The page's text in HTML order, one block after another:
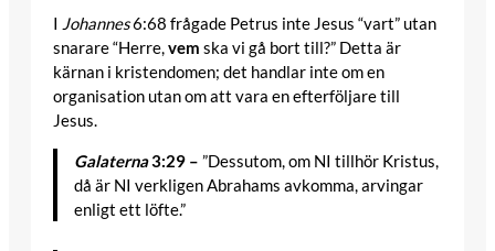
I Johannes6:68 frågade Petrus inte Jesus “vart” utan
snarare “Herre,vem ska vi gå bort till?” Detta är
kärnan i kristendomen; det handlar inte om en
organisation utan om att vara en efterföljare till
Jesus.
Galaterna3:29 – ”Dessutom, om NI tillhör Kristus,
då är NI verkligen Abrahams avkomma, arvingar
enligt ett löfte.”